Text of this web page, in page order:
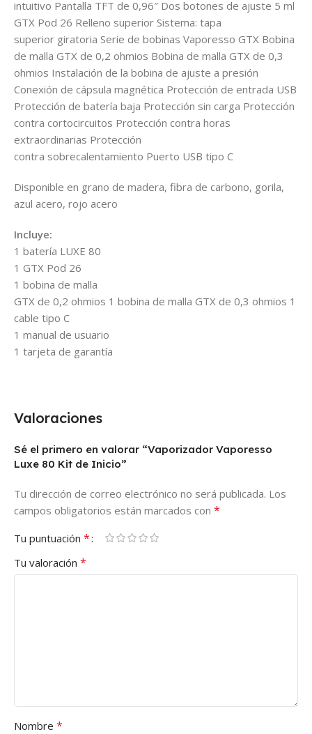
intuitivo Pantalla TFT de 0,96″ Dos botones de ajuste 5 ml
GTX Pod 26 Relleno superior Sistema: tapa
superior giratoria Serie de bobinas Vaporesso GTX Bobina
de malla GTX de 0,2 ohmios Bobina de malla GTX de 0,3
ohmios Instalación de la bobina de ajuste a presión
Conexión de cápsula magnética Protección de entrada USB
Protección de batería baja Protección sin carga Protección
contra cortocircuitos Protección contra horas
extraordinarias Protección
contra sobrecalentamiento Puerto USB tipo C
Disponible en grano de madera, fibra de carbono, gorila,
azul acero, rojo acero
Incluye:
1 batería LUXE 80
1 GTX Pod 26
1 bobina de malla
GTX de 0,2 ohmios 1 bobina de malla GTX de 0,3 ohmios 1
cable tipo C
1 manual de usuario
1 tarjeta de garantía
Valoraciones
Sé el primero en valorar “Vaporizador Vaporesso
Luxe 80 Kit de Inicio”
Tu dirección de correo electrónico no será publicada. Los
campos obligatorios están marcados con *
Tu puntuación *
Tu valoración *
Nombre *